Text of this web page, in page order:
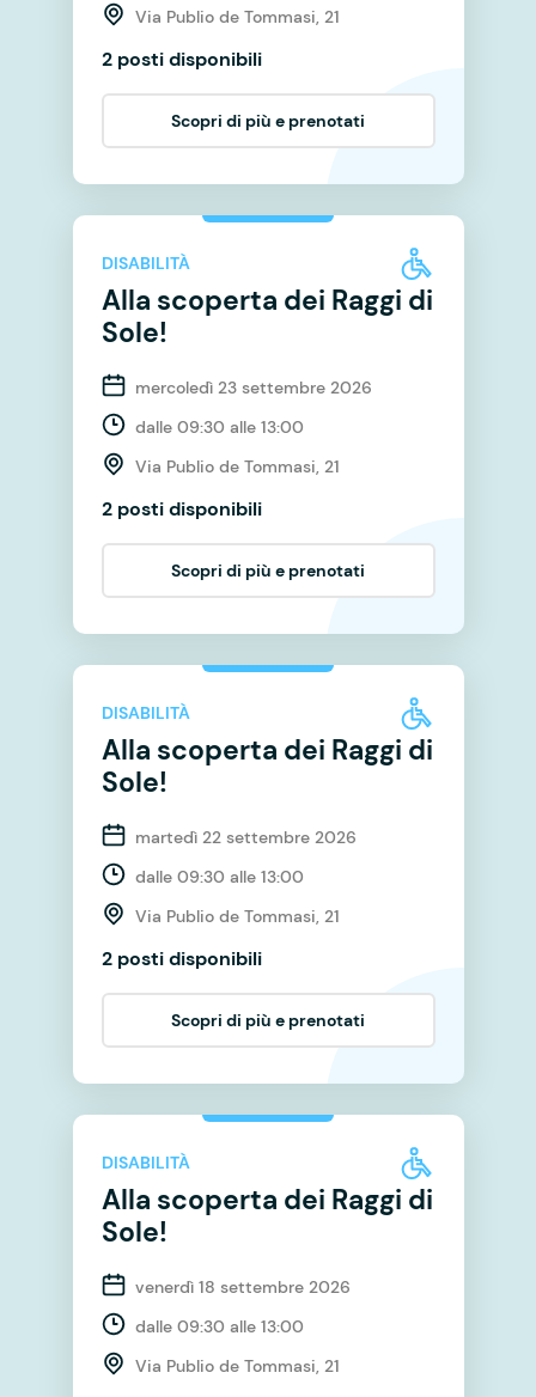
Via Publio de Tommasi, 21
2 posti disponibili
Scopri di più e prenotati
DISABILITÀ
Alla scoperta dei Raggi di
Sole!
mercoledì 23 settembre 2026
dalle 09:30 alle 13:00
Via Publio de Tommasi, 21
2 posti disponibili
Scopri di più e prenotati
DISABILITÀ
Alla scoperta dei Raggi di
Sole!
martedì 22 settembre 2026
dalle 09:30 alle 13:00
Via Publio de Tommasi, 21
2 posti disponibili
Scopri di più e prenotati
DISABILITÀ
Alla scoperta dei Raggi di
Sole!
venerdì 18 settembre 2026
dalle 09:30 alle 13:00
Via Publio de Tommasi, 21